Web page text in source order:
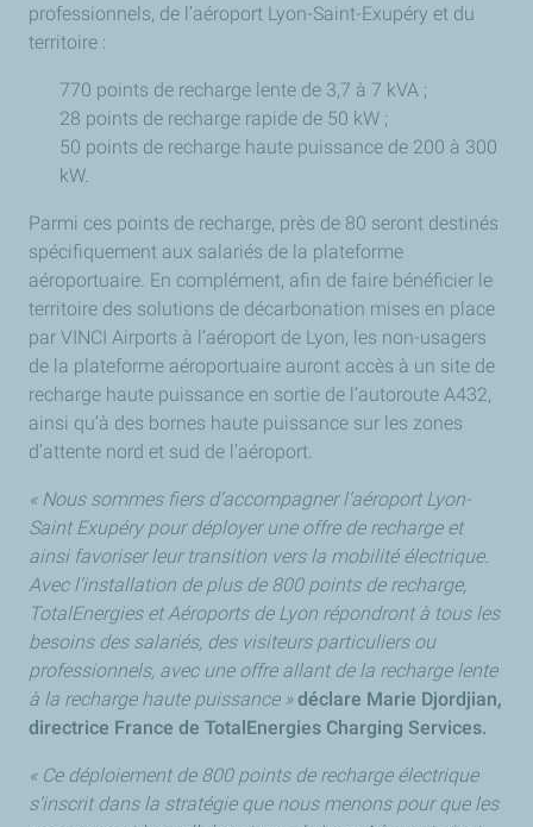
professionnels, de l’aéroport Lyon-Saint-Exupéry et du
territoire :
770 points de recharge lente de 3,7 à 7 kVA ;
28 points de recharge rapide de 50 kW ;
50 points de recharge haute puissance de 200 à 300
kW.
Parmi ces points de recharge, près de 80 seront destinés
spécifiquement aux salariés de la plateforme
aéroportuaire. En complément, afin de faire bénéficier le
territoire des solutions de décarbonation mises en place
par VINCI Airports à l’aéroport de Lyon, les non-usagers
de la plateforme aéroportuaire auront accès à un site de
recharge haute puissance en sortie de l’autoroute A432,
ainsi qu’à des bornes haute puissance sur les zones
d’attente nord et sud de l’aéroport.
« Nous sommes fiers d’accompagner l’aéroport Lyon-
Saint Exupéry pour déployer une offre de recharge et
ainsi favoriser leur transition vers la mobilité électrique.
Avec l’installation de plus de 800 points de recharge,
TotalEnergies et Aéroports de Lyon répondront à tous les
besoins des salariés, des visiteurs particuliers ou
professionnels, avec une offre allant de la recharge lente
à la recharge haute puissance »déclare Marie Djordjian,
directrice France de TotalEnergies Charging Services.
« Ce déploiement de 800 points de recharge électrique
s’inscrit dans la stratégie que nous menons pour que les